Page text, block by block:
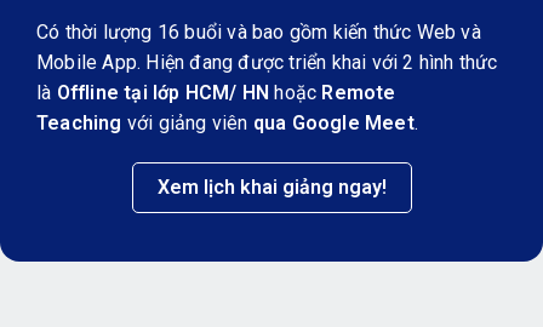
Có thời lượng 16 buổi và bao gồm kiến thức Web và
Mobile App. Hiện đang được triển khai với 2 hình thức
là Offline tại lớp HCM/ HN hoặc Remote
Teaching với giảng viên qua Google Meet.
Xem lịch khai giảng ngay!